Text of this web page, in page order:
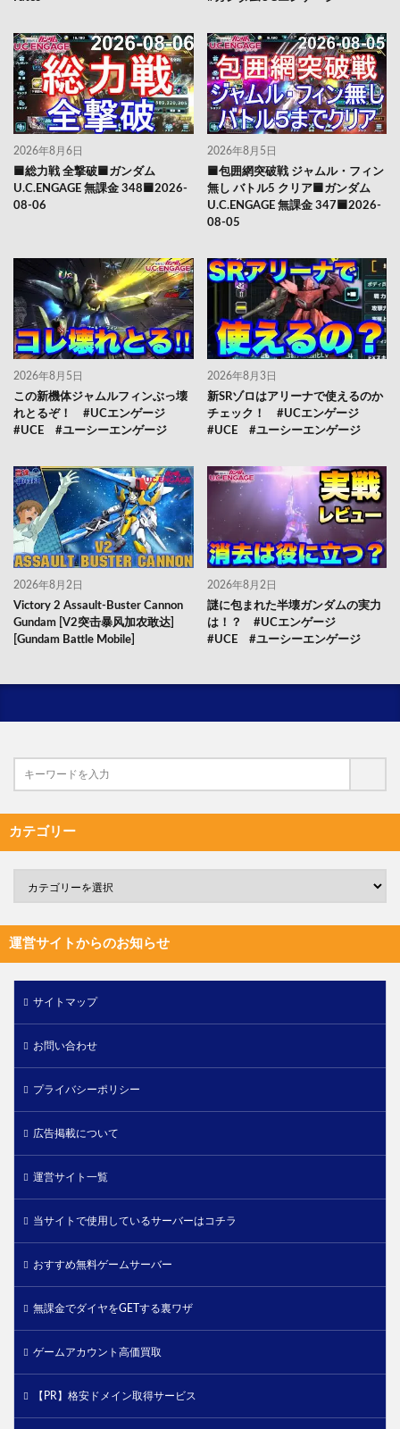
2026年8月6日
🟦総力戦 全撃破🟦ガンダム
U.C.ENGAGE 無課金 348🟦2026-
08-06
2026年8月5日
🟦包囲網突破戦 ジャムル・フィン
無し バトル5 クリア🟦ガンダム
U.C.ENGAGE 無課金 347🟦2026-
08-05
2026年8月5日
この新機体ジャムルフィンぶっ壊
れとるぞ！ #UCエンゲージ
#UCE #ユーシーエンゲージ
2026年8月3日
新SRゾロはアリーナで使えるのか
チェック！ #UCエンゲージ
#UCE #ユーシーエンゲージ
2026年8月2日
Victory 2 Assault-Buster Cannon
Gundam [V2突击暴风加农敢达]
[Gundam Battle Mobile]
2026年8月2日
謎に包まれた半壊ガンダムの実力
は！？ #UCエンゲージ
#UCE #ユーシーエンゲージ
カテゴリー
運営サイトからのお知らせ
サイトマップ
お問い合わせ
プライバシーポリシー
広告掲載について
運営サイト一覧
当サイトで使用しているサーバーはコチラ
おすすめ無料ゲームサーバー
無課金でダイヤをGETする裏ワザ
ゲームアカウント高価買取
【PR】格安ドメイン取得サービス